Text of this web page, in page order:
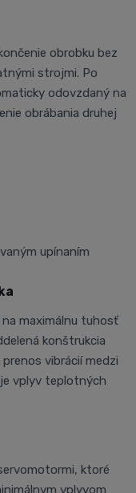
obrobku bez
strojmi. Po
odovzdaný na
obrábania druhej
upínaním
maximálnu tuhosť
konštrukcia
vibrácií medzi
vplyv teplotných
ktoré
vplyvom